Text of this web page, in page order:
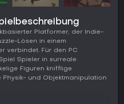
Platformer, der Indie-
Lösen in einem
verbindet. Für den PC
Spieler in surreale
Figuren knifflige
und Objektmanipulation